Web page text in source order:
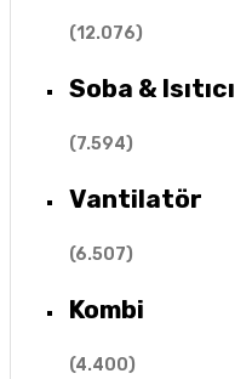
(12.076)
Soba & Isıtıcı
(7.594)
Vantilatör
(6.507)
Kombi
(4.400)